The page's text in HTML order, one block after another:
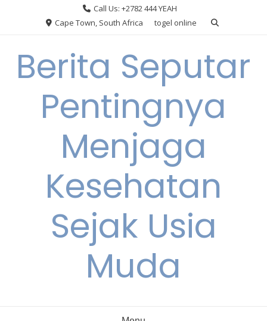
Call Us: +2782 444 YEAH
Cape Town, South Africa
togel online
Berita Seputar
Pentingnya
Menjaga
Kesehatan
Sejak Usia
Muda